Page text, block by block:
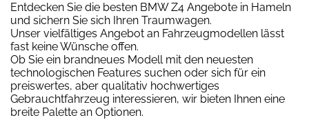
Entdecken Sie die besten BMW Z4 Angebote in Hameln
und sichern Sie sich Ihren Traumwagen.
Unser vielfältiges Angebot an Fahrzeugmodellen lässt
fast keine Wünsche offen.
Ob Sie ein brandneues Modell mit den neuesten
technologischen Features suchen oder sich für ein
preiswertes, aber qualitativ hochwertiges
Gebrauchtfahrzeug interessieren, wir bieten Ihnen eine
breite Palette an Optionen.